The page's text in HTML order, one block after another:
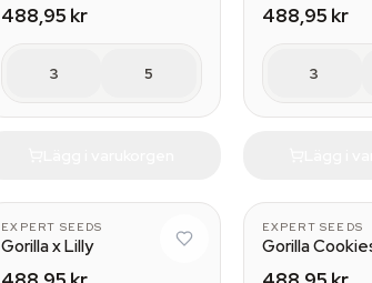
488,95 kr
3 5
488,95 kr
3
EXPERT SEEDS
Gorilla x Lilly
EXPERT SEEDS
Gorilla